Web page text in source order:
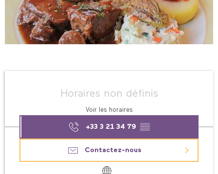
Horaires non définis
Voir les horaires
+33 3 21 34 79 ▒▒
Contactez-nous